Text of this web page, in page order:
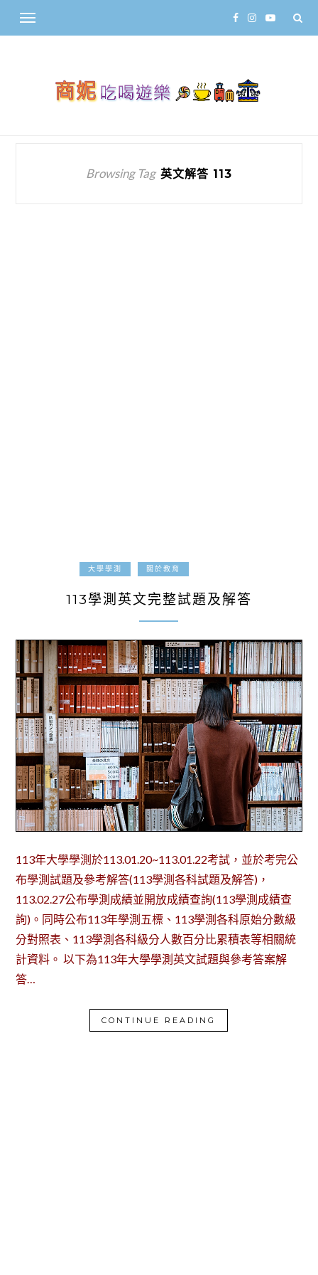
Browsing Tag 英文解答 113
大學學測 關於教育
113學測英文完整試題及解答
113年大學學測於113.01.20~113.01.22考試，並於考完公
布學測試題及參考解答(113學測各科試題及解答)，
113.02.27公布學測成績並開放成績查詢(113學測成績查
詢)。同時公布113年學測五標、113學測各科原始分數級
分對照表、113學測各科級分人數百分比累積表等相關統
計資料。 以下為113年大學學測英文試題與參考答案解
答…
CONTINUE READING